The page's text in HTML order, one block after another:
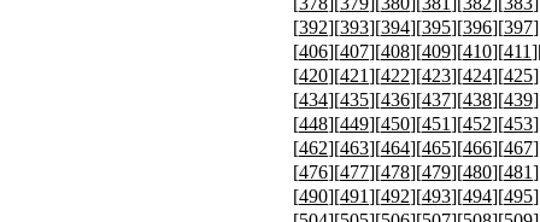
[392][393][394][395][396][397
[406][407][408][409][410][411
[420][421][422][423][424][425
[434][435][436][437][438][439
[448][449][450][451][452][453
[462][463][464][465][466][467
[476][477][478][479][480][481
[490][491][492][493][494][495